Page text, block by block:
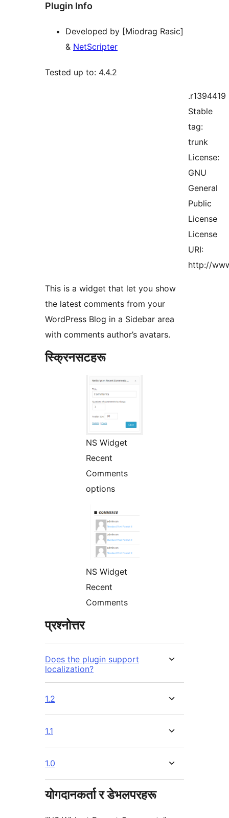
Plugin Info
Developed by [Miodrag Rasic]
& NetScripter
Tested up to: 4.4.2
.r1394419
Stable
tag:
trunk
License:
GNU
General
Public
License
License
URI:
http://
This is a widget that let you show
the latest comments from your
WordPress Blog in a Sidebar area
with comments author’s avatars.
स्क्रिनसटहरू
NS Widget
Recent
Comments
options
NS Widget
Recent
Comments
प्रश्नोत्तर
Does the plugin support
localization?
1.2
1.1
1.0
योगदानकर्ता र डेभलपरहरू